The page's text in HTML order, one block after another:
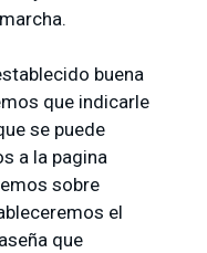
buena
que indicarle
se puede
a la pagina
sobre
el
que